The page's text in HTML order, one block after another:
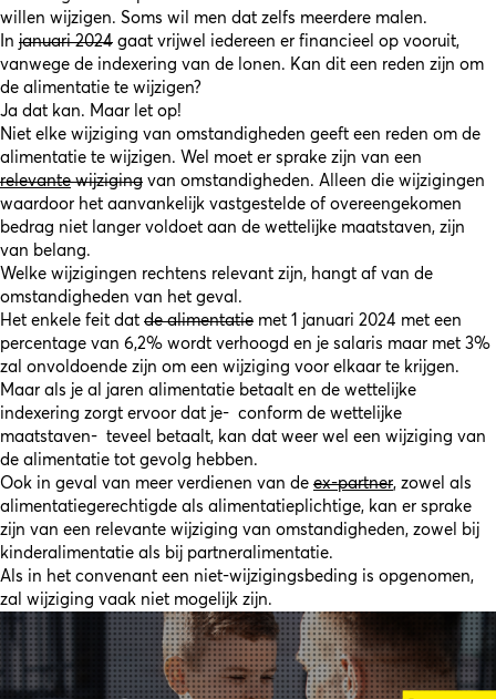
willen wijzigen. Soms wil men dat zelfs meerdere malen.
In januari 2024 gaat vrijwel iedereen er financieel op vooruit,
vanwege de indexering van de lonen. Kan dit een reden zijn om
de alimentatie te wijzigen?
Ja dat kan. Maar let op!
Niet elke wijziging van omstandigheden geeft een reden om de
alimentatie te wijzigen. Wel moet er sprake zijn van een
relevantewijziging van omstandigheden. Alleen die wijzigingen
waardoor het aanvankelijk vastgestelde of overeengekomen
bedrag niet langer voldoet aan de wettelijke maatstaven, zijn
van belang.
Welke wijzigingen rechtens relevant zijn, hangt af van de
omstandigheden van het geval.
Het enkele feit dat de alimentatie met 1 januari 2024 met een
percentage van 6,2% wordt verhoogd en je salaris maar met 3%
zal onvoldoende zijn om een wijziging voor elkaar te krijgen.
Maar als je al jaren alimentatie betaalt en de wettelijke
indexering zorgt ervoor dat je- conform de wettelijke
maatstaven- teveel betaalt, kan dat weer wel een wijziging van
de alimentatie tot gevolg hebben.
Ook in geval van meer verdienen van de ex-partner, zowel als
alimentatiegerechtigde als alimentatieplichtige, kan er sprake
zijn van een relevante wijziging van omstandigheden, zowel bij
kinderalimentatie als bij partneralimentatie.
Als in het convenant een niet-wijzigingsbeding is opgenomen,
zal wijziging vaak niet mogelijk zijn.